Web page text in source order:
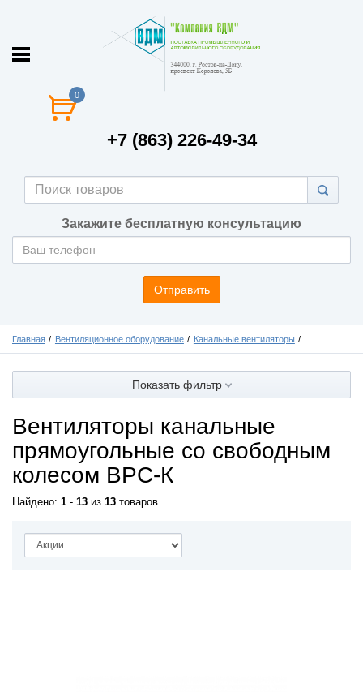
0
+7 (863) 226-49-34
Закажите бесплатную консультацию
Отправить
Главная Вентиляционное оборудование Канальные вентиляторы
Показать фильтр
Вентиляторы канальные
прямоугольные со свободным
колесом ВРС-К
Найдено: 1 - 13 из 13 товаров